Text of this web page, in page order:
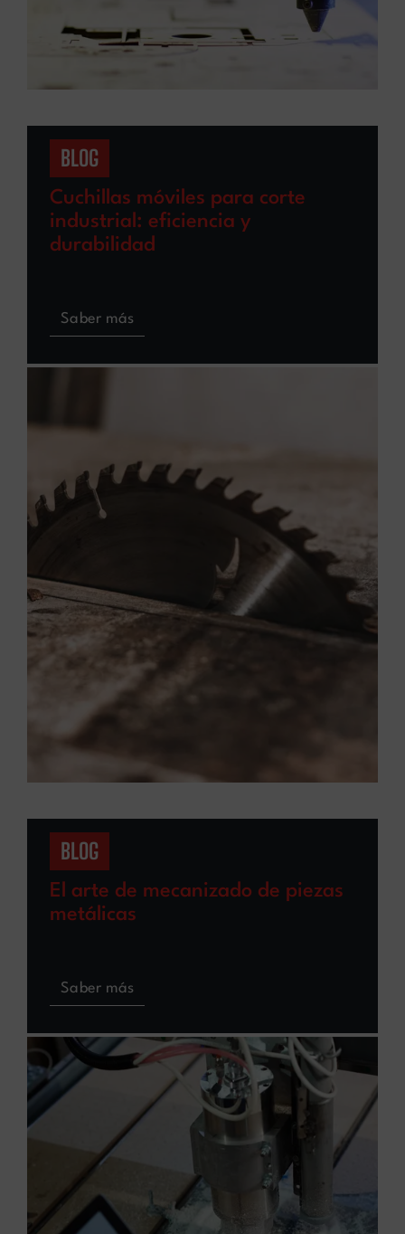
BLOG
Cuchillas móviles para corte
industrial: eficiencia y
durabilidad
Saber más
BLOG
El arte de mecanizado de piezas
metálicas
Saber más